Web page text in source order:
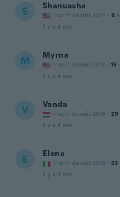
S Shanuasha
Inscrit depuis 2014 · 8
il y a 4 ans
M Myrna
Inscrit depuis 2017 · 15
il y a 4 ans
V Vanda
Inscrit depuis 2016 · 29
il y a 4 ans
E Elena
Inscrit depuis 2018 · 23
il y a 4 ans